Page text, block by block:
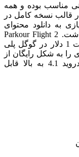
مناسب بوده و همه
قالب نسخه کامل در
به دانلود محتوای
اضافی برای اجرای بدون مشکل نخواهید داشت. Parkour Flight 2
پرمیوم بوده و برای دانلود آن نیاز به پرداخت 1 دلار در گوگل پلی
را به شکل رایگان از
پاتوق یو دانلود کنید. این بازی بر روی اندروید 4.1 به بالا قابل